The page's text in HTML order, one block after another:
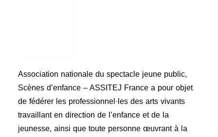
Association nationale du spectacle jeune public,
Scènes d’enfance – ASSITEJ France a pour objet
de fédérer les professionnel·les des arts vivants
travaillant en direction de l’enfance et de la
jeunesse, ainsi que toute personne œuvrant à la